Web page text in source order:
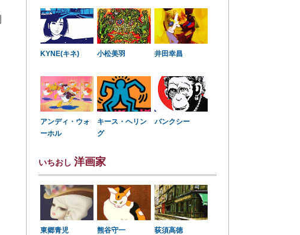
KYNE(キネ) 小松美羽 井田幸昌
アンディ・ウォ
ーホル
キース・ヘリン
グ
バンクシー
いちおし 洋画家
東郷青児 熊谷守一 荻須高徳